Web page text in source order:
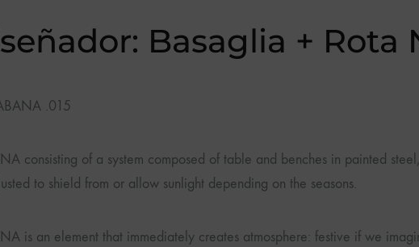
Basaglia + Rota
.015
consisting of a system composed of table and benches in painted
to shield from or allow sunlight depending on the seasons.
is an element that immediately creates atmosphere: festive if we